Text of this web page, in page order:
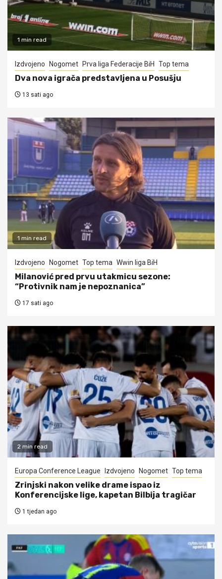
1 min read
Izdvojeno Nogomet Prva liga Federacije BiH Top tema
Dva nova igrača predstavljena u Posušju
13 sati ago
1 min read
Izdvojeno Nogomet Top tema Wwin liga BiH
Milanović pred prvu utakmicu sezone:
“Protivnik nam je nepoznanica”
17 sati ago
2 min read
Europa Conference League Izdvojeno Nogomet Top tema
Zrinjski nakon velike drame ispao iz
Konferencijske lige, kapetan Bilbija tragičar
1 tjedan ago